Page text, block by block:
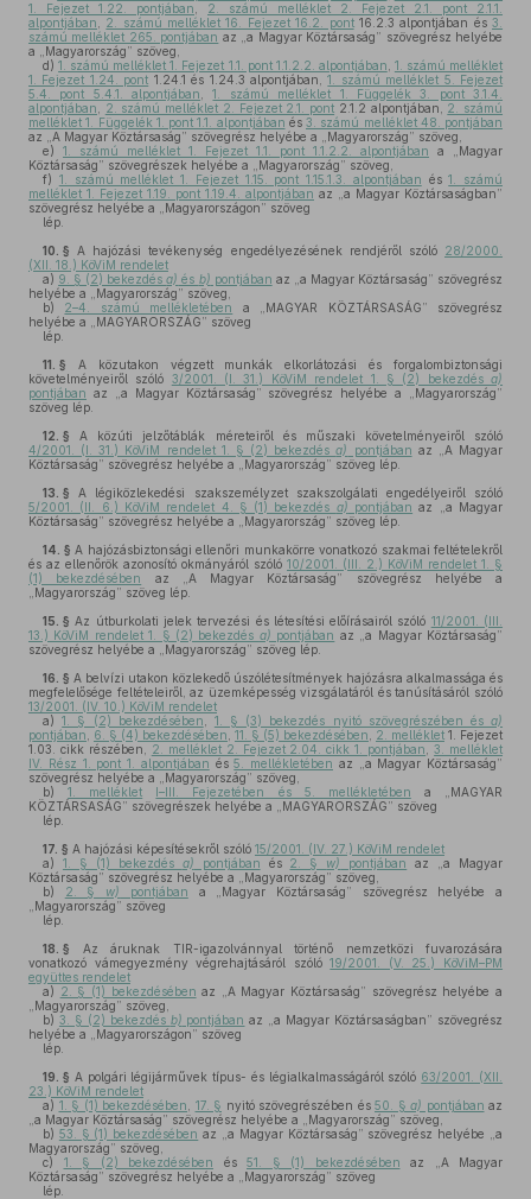
1. Fejezet 1.22. pontjában
2. számú melléklet 2. Fejezet 2.1. pont 2.1.1.
alpontjában
2. számú melléklet 16. Fejezet 16.2. pont16.2.3 alpontjában és3.
számú melléklet 265. pontjában az „a Magyar Köztársaság” szövegrész helyébe
a „Magyarország” szöveg,
d) 1. számú melléklet 1. Fejezet 1.1. pont 1.1.2.2. alpontjában 1. számú melléklet
1. Fejezet 1.24. pont 1.24.1 és 1.24.3 alpontjában,1. számú melléklet 5. Fejezet
5.4. pont 5.4.1. alpontjában ,1. számú melléklet 1. Függelék 3. pont 3.1.4.
alpontjában
2. számú melléklet 2. Fejezet 2.1. pont 2.1.2 alpontjában, 2. számú
melléklet 1. Függelék 1. pont 1.1. alpontjában és 3. számú melléklet 48. pontjában
az „A Magyar Köztársaság” szövegrész helyébe a „Magyarország” szöveg,
e)
1. számú melléklet 1. Fejezet 1.1. pont 1.1.2.2. alpontjában a „Magyar
Köztársaság” szövegrészek helyébe a „Magyarország” szöveg,
f) 1. számú melléklet 1. Fejezet 1.15. pont 1.15.1.3. alpontjában és1. számú
melléklet 1. Fejezet 1.19. pont 1.19.4. alpontjában az „a Magyar Köztársaságban”
szövegrész helyébe a „Magyarországon” szöveg
lép.
10. § A hajózási tevékenység engedélyezésének rendjéről szóló 28/2000.
(XII. 18.) KöViM rendelet
a) 9. § (2) bekezdésa) és b) pontjában az „a Magyar Köztársaság” szövegrész
helyébe a „Magyarország” szöveg,
b)
2–4. számú mellékletében
a „MAGYAR KÖZTÁRSASÁG” szövegrész
helyébe a „MAGYARORSZÁG” szöveg
lép.
11. § A közutakon végzett munkák elkorlátozási és forgalombiztonsági
követelményeiről szóló 3/2001. (I. 31.) KöViM rendelet 1. § (2) bekezdésa)
pontjában az „a Magyar Köztársaság” szövegrész helyébe a „Magyarország”
szöveg lép.
12. § A közúti jelzőtáblák méreteiről és műszaki követelményeiről szóló
4/2001. (I. 31.) KöViM rendelet 1. § (2) bekezdésa) pontjában az „A Magyar
Köztársaság” szövegrész helyébe a „Magyarország” szöveg lép.
13. § A légiközlekedési szakszemélyzet szakszolgálati engedélyeiről szóló
5/2001. (II. 6.) KöViM rendelet 4. § (1) bekezdés a) pontjában az „a Magyar
Köztársaság” szövegrész helyébe a „Magyarország” szöveg lép.
14. § A hajózásbiztonsági ellenőri munkakörre vonatkozó szakmai feltételekről
és az ellenőrök azonosító okmányáról szóló 10/2001. (III. 2.) KöViM rendelet 1. §
(1) bekezdésében
az „A Magyar Köztársaság” szövegrész helyébe a
„Magyarország” szöveg lép.
15. § Az útburkolati jelek tervezési és létesítési előírásairól szóló 11/2001. (III.
13.) KöViM rendelet 1. § (2) bekezdés a) pontjában az „a Magyar Köztársaság”
szövegrész helyébe a „Magyarország” szöveg lép.
16. § A belvízi utakon közlekedő úszólétesítmények hajózásra alkalmassága és
megfelelősége feltételeiről, az üzemképesség vizsgálatáról és tanúsításáról szóló
13/2001. (IV. 10.) KöViM rendelet
a) 1. § (2) bekezdésében 1. § (3) bekezdés nyitó szövegrészében ésa)
pontjában
6. § (4) bekezdésében 11. § (5) bekezdésében 2. melléklet 1. Fejezet
1.03. cikk részében,
2. melléklet 2. Fejezet 2.04. cikk 1. pontjában ,3. melléklet
IV. Rész 1. pont 1. alpontjában és5. mellékletében az „a Magyar Köztársaság”
szövegrész helyébe a „Magyarország” szöveg,
b)
1. melléklet I–III. Fejezetében és 5. mellékletében a „MAGYAR
KÖZTÁRSASÁG” szövegrészek helyébe a „MAGYARORSZÁG” szöveg
lép.
17. § A hajózási képesítésekről szóló 15/2001. (IV. 27.) KöViM rendelet
a)
1. § (1) bekezdés a) pontjában és 2. § w) pontjában
az „a Magyar
Köztársaság” szövegrész helyébe a „Magyarország” szöveg,
b)
2. § w) pontjában a „Magyar Köztársaság” szövegrész helyébe a
„Magyarország” szöveg
lép.
18. § Az áruknak TIR-igazolvánnyal történő nemzetközi fuvarozására
vonatkozó vámegyezmény végrehajtásáról szóló19/2001. (V. 25.) KöViM–PM
együttes rendelet
a) 2. § (1) bekezdésében az „A Magyar Köztársaság” szövegrész helyébe a
„Magyarország” szöveg,
b) 3. § (2) bekezdés b) pontjában az „a Magyar Köztársaságban” szövegrész
helyébe a „Magyarországon” szöveg
lép.
19. § A polgári légijárművek típus- és légialkalmasságáról szóló 63/2001. (XII.
23.) KöViM rendelet
a) 1. § (1) bekezdésében 17. § nyitó szövegrészében és 50. § a) pontjában az
„a Magyar Köztársaság” szövegrész helyébe a „Magyarország” szöveg,
b) 53. § (1) bekezdésében az „a Magyar Köztársaság” szövegrész helyébe „a
Magyarország” szöveg,
c)
1. § (2) bekezdésében és 51. § (1) bekezdésében az „A Magyar
Köztársaság” szövegrész helyébe a „Magyarország” szöveg
lép.